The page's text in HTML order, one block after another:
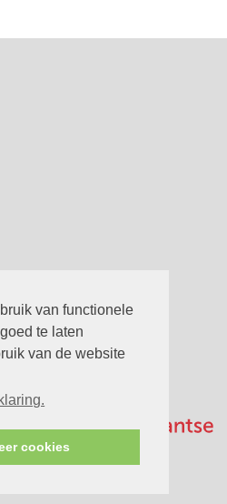
van functionele
te laten
van de website
cookies
|contact webmaster
De Drieklank